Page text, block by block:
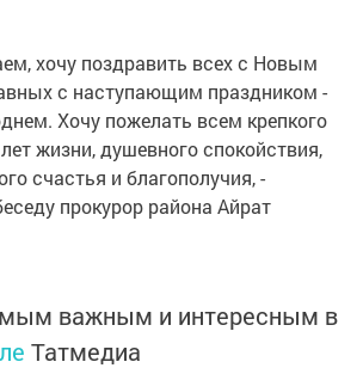
хочу поздравить всех с Новым
с наступающим праздником -
Хочу пожелать всем крепкого
жизни, душевного спокойствия,
счастья и благополучия, -
прокурор района Айрат
важным и интересным в
Татмедиа